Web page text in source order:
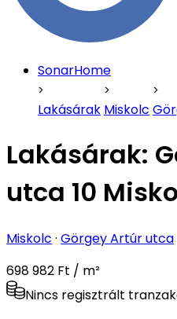
SonarHome
Lakásárak Miskolc
Lakásárak:
utca 10
Miskolc · Görgey Artúr utca
698 982 Ft / m²
Nincs regisztrált